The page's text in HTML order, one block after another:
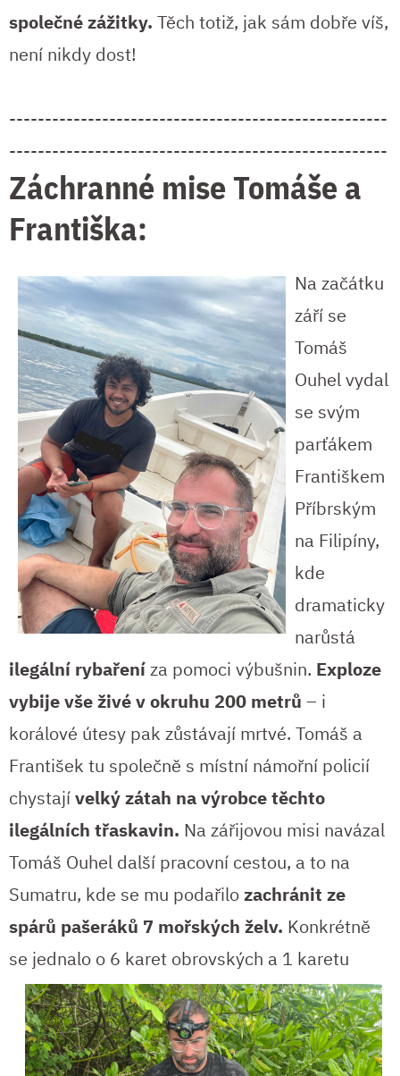
společné zážitky. Těch totiž, jak sám dobře víš,
není nikdy dost!
-----------------------------------------------------
-----------------------------------------------------
Záchranné mise Tomáše a
Františka:
Na začátku
září se
Tomáš
Ouhel vydal
se svým
parťákem
Františkem
Příbrským
na Filipíny,
kde
dramaticky
narůstá
ilegální rybařeníza pomoci výbušnin. Exploze
vybije vše živé v okruhu 200 metrů – i
korálové útesy pak zůstávají mrtvé. Tomáš a
František tu společně s místní námořní policií
chystajívelký zátah na výrobce těchto
ilegálních třaskavin. Na zářijovou misi navázal
Tomáš Ouhel další pracovní cestou, a to na
Sumatru, kde se mu podařilozachránit ze
spárů pašeráků 7 mořských želv. Konkrétně
se jednalo o 6 karet obrovských a 1 karetu